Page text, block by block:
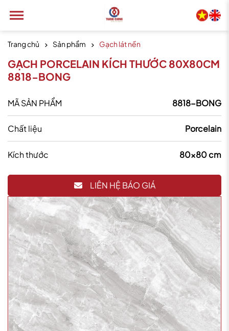
Trang chủ Sản phẩm Gạch lát nền
GẠCH PORCELAIN KÍCH THƯỚC 80X80CM
8818-BONG
MÃ SẢN PHẨM 8818-BONG
Chất liệu Porcelain
Kích thước 80x80 cm
LIÊN HỆ BÁO GIÁ